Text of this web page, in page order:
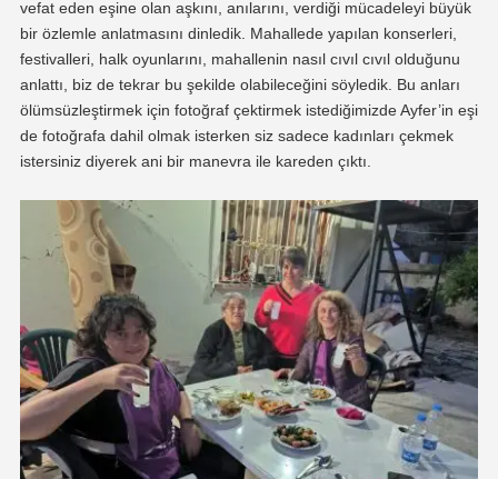
vefat eden eşine olan aşkını, anılarını, verdiği mücadeleyi büyük
bir özlemle anlatmasını dinledik. Mahallede yapılan konserleri,
festivalleri, halk oyunlarını, mahallenin nasıl cıvıl cıvıl olduğunu
anlattı, biz de tekrar bu şekilde olabileceğini söyledik. Bu anları
ölümsüzleştirmek için fotoğraf çektirmek istediğimizde Ayfer’in eşi
de fotoğrafa dahil olmak isterken siz sadece kadınları çekmek
istersiniz diyerek ani bir manevra ile kareden çıktı.